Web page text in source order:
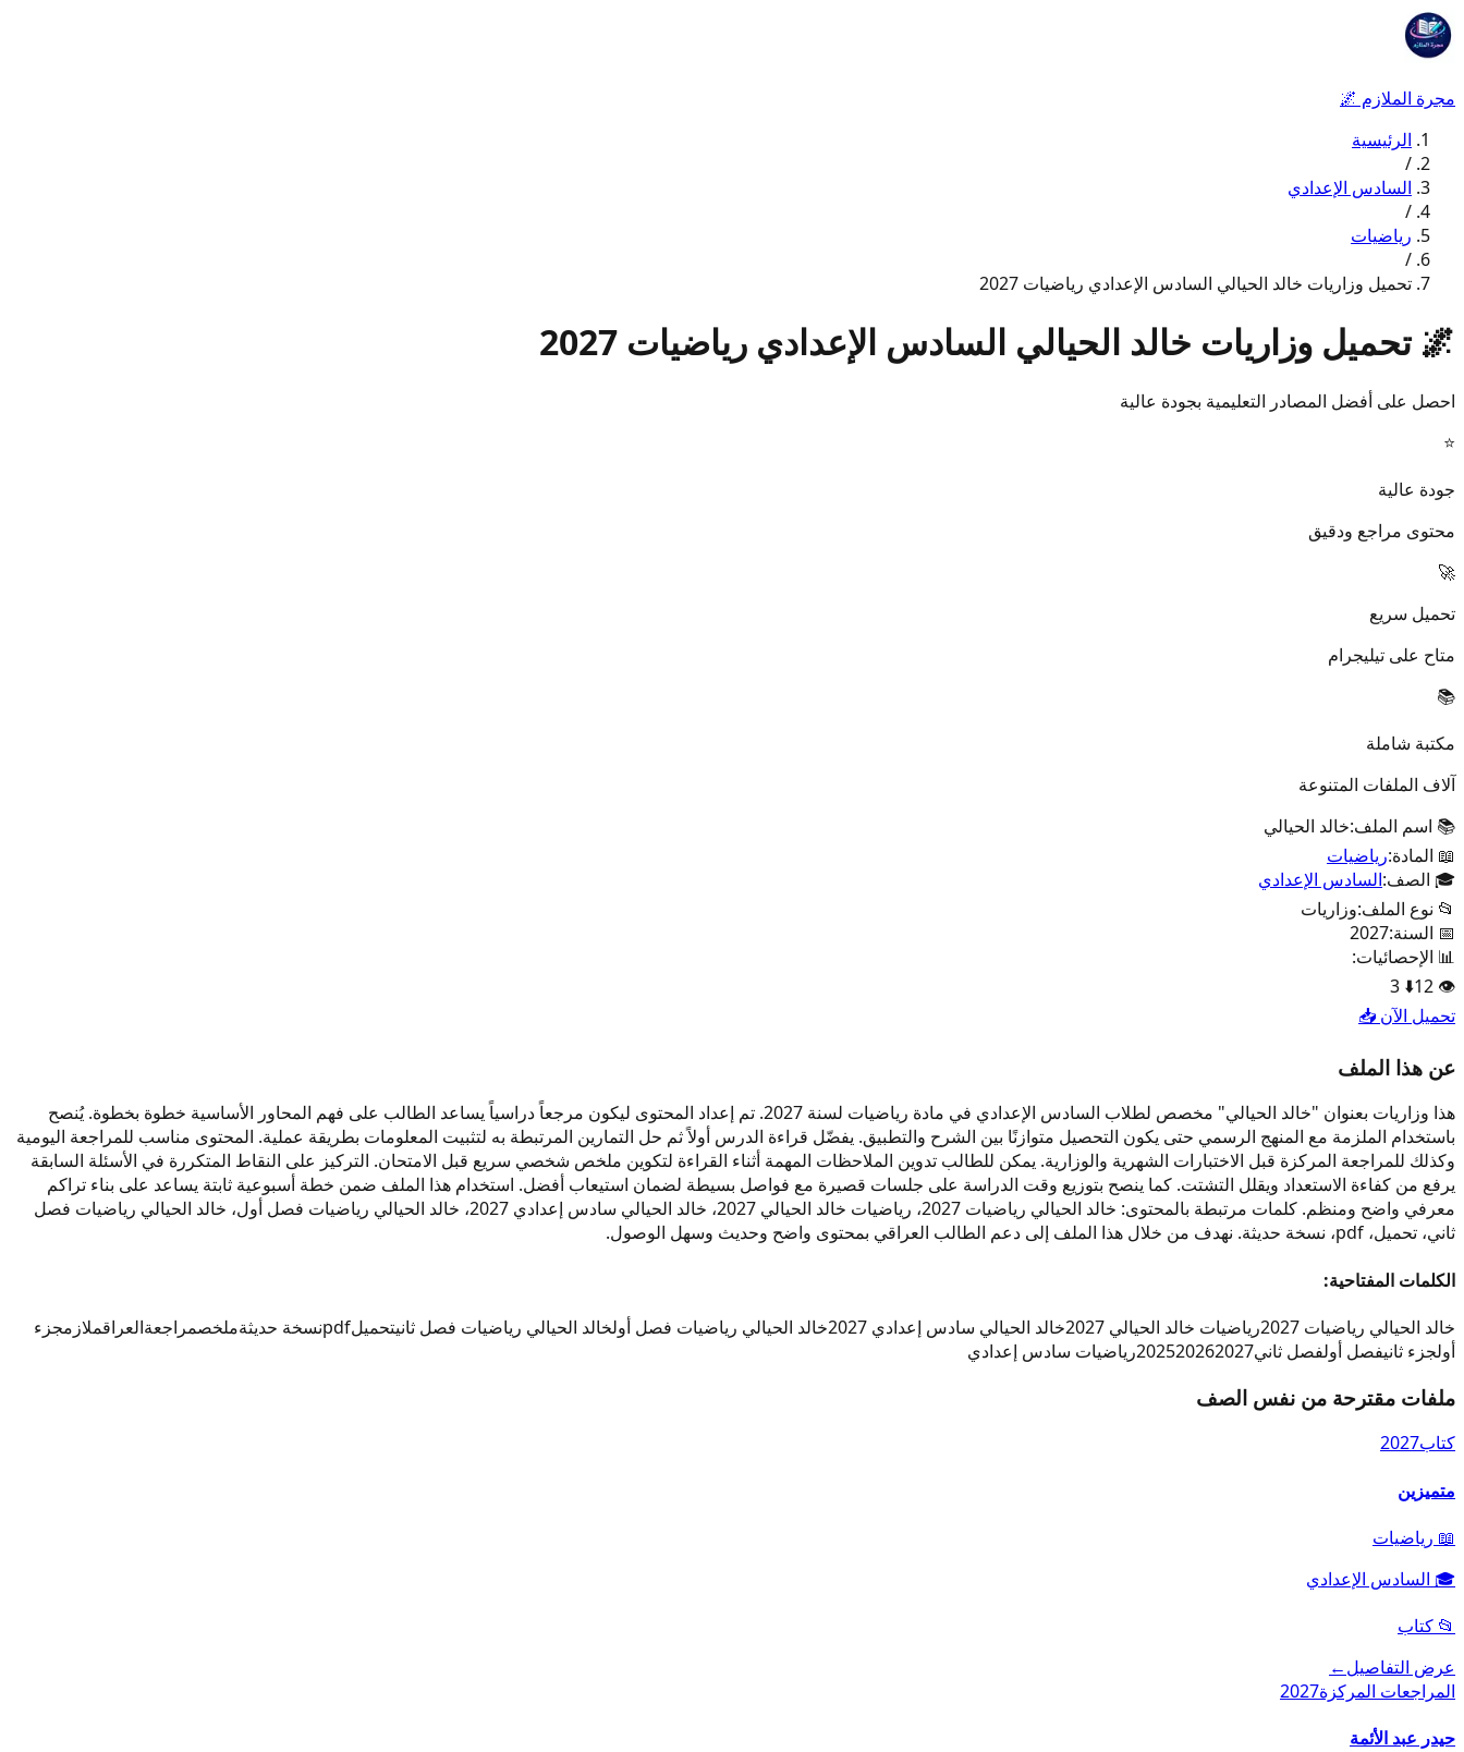
مجرة الملازم 🌌
الرئيسية
/
السادس الإعدادي
/
رياضيات
/
تحميل وزاريات خالد الحيالي السادس الإعدادي رياضيات 2027
🌌 تحميل وزاريات خالد الحيالي السادس الإعدادي رياضيات 2027
احصل على أفضل المصادر التعليمية بجودة عالية
⭐
جودة عالية
محتوى مراجع ودقيق
🚀
تحميل سريع
متاح على تيليجرام
📚
مكتبة شاملة
آلاف الملفات المتنوعة
📚 اسم الملف:خالد الحيالي
📖 المادة:رياضيات
🎓 الصف:السادس الإعدادي
📂 نوع الملف:وزاريات
📅 السنة:2027
📊 الإحصائيات:
👁️
12
⬇️
3
تحميل الآن 📥
عن هذا الملف
هذا وزاريات بعنوان "خالد الحيالي" مخصص لطلاب السادس الإعدادي في مادة رياضيات لسنة 2027. تم إعداد المحتوى ليكون مرجعاً دراسياً يساعد الطالب على فهم المحاور الأساسية خطوة بخطوة. يُنصح
باستخدام الملزمة مع المنهج الرسمي حتى يكون التحصيل متوازنًا بين الشرح والتطبيق. يفضّل قراءة الدرس أولاً ثم حل التمارين المرتبطة به لتثبيت المعلومات بطريقة عملية. المحتوى مناسب للمراجعة اليومية
وكذلك للمراجعة المركزة قبل الاختبارات الشهرية والوزارية. يمكن للطالب تدوين الملاحظات المهمة أثناء القراءة لتكوين ملخص شخصي سريع قبل الامتحان. التركيز على النقاط المتكررة في الأسئلة السابقة
يرفع من كفاءة الاستعداد ويقلل التشتت. كما ينصح بتوزيع وقت الدراسة على جلسات قصيرة مع فواصل بسيطة لضمان استيعاب أفضل. استخدام هذا الملف ضمن خطة أسبوعية ثابتة يساعد على بناء تراكم
معرفي واضح ومنظم. كلمات مرتبطة بالمحتوى: خالد الحيالي رياضيات 2027، رياضيات خالد الحيالي 2027، خالد الحيالي سادس إعدادي 2027، خالد الحيالي رياضيات فصل أول، خالد الحيالي رياضيات فصل
ثاني، تحميل، pdf، نسخة حديثة. نهدف من خلال هذا الملف إلى دعم الطالب العراقي بمحتوى واضح وحديث وسهل الوصول.
الكلمات المفتاحية:
خالد الحيالي رياضيات 2027
رياضيات خالد الحيالي 2027 خالد الحيالي سادس إعدادي 2027 خالد الحيالي رياضيات فصل أولخالد الحيالي رياضيات فصل ثانيتحميلpdfنسخة حديثةملخصمراجعةالعراقملازمجزء
أولجزء ثانيفصل أولفصل ثاني 202520262027 رياضيات سادس إعدادي
ملفات مقترحة من نفس الصف
كتاب2027
متميزين
📖 رياضيات
🎓 السادس الإعدادي
📂 كتاب
عرض التفاصيل←
المراجعات المركزة2027
حيدر عبد الأئمة